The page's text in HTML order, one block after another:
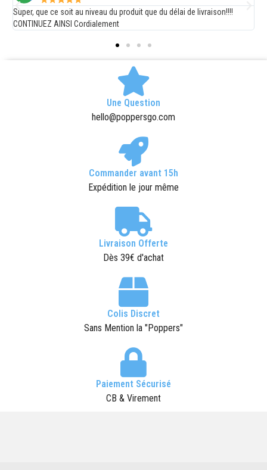
Super, que ce soit au niveau du produit que du délai de livraison!!!!
CONTINUEZ AINSI Cordialement
Une Question
hello@poppersgo.com
Commander avant 15h
Expédition le jour même
Livraison Offerte
Dès 39€ d'achat
Colis Discret
Sans Mention la "Poppers"
Paiement Sécurisé
CB & Virement